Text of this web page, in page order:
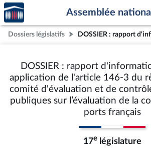
Aller au contenu
Aller en bas de la page
Accèder
à la
page
d'accueil
Assemblée
Dossiers législatifs
DOSSIER : rapport
application de l'article 146-3 du
comité d'évaluation et de
publiques sur l’évaluation de la
ports français
17e législature